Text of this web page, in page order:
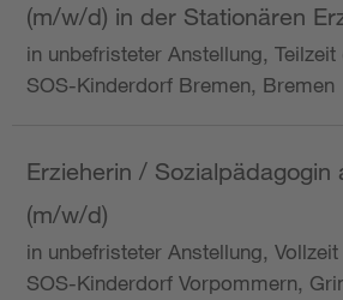
(m/w/d) in der Stationären
in unbefristeter Anstellung,
SOS-Kinderdorf Bremen, Bremen
Erzieherin / Sozialpädagogin
(m/w/d)
in unbefristeter Anstellung,
SOS-Kinderdorf Vorpommern,